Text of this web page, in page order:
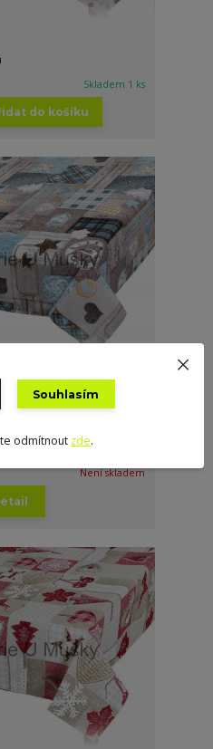
Skladem 1 ks
do košíku
Není skladem
Souhlasím
odmítnout zde.